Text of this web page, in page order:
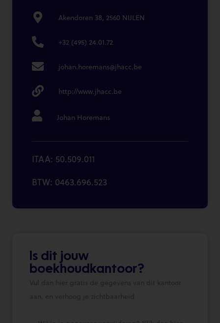
Akendoren 38, 2560 NIJLEN
+32 (495) 24.01.72
johan.horemans@jhacc.be
http://www.jhacc.be
Johan Horemans
ITAA: 50.509.011
BTW: 0463.696.523
Is dit jouw
boekhoudkantoor?
Vul dan hier gratis de gegevens van dit kantoor
aan, en verhoog je zichtbaarheid